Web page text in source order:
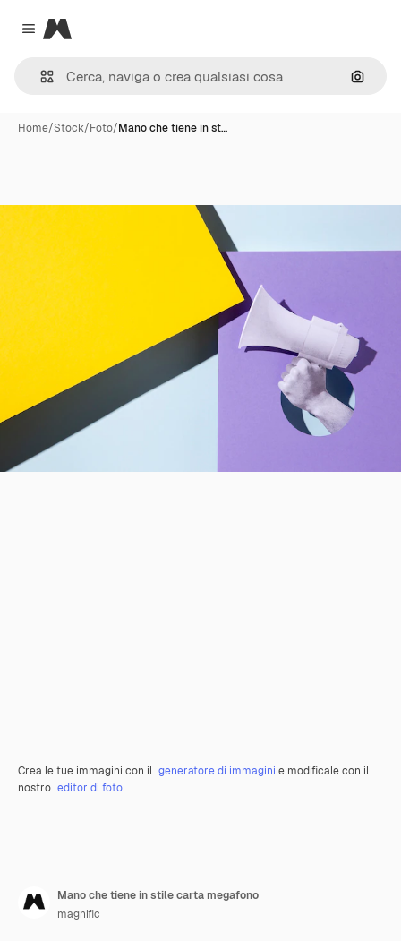
Close menu
Magnific
Cerca
Home/Stock/Foto/Mano che tiene in st…
Crea le tue immagini con il generatore di immagini e modificale con il
nostro editor di foto.
Mano che tiene in stile carta megafono
magnific